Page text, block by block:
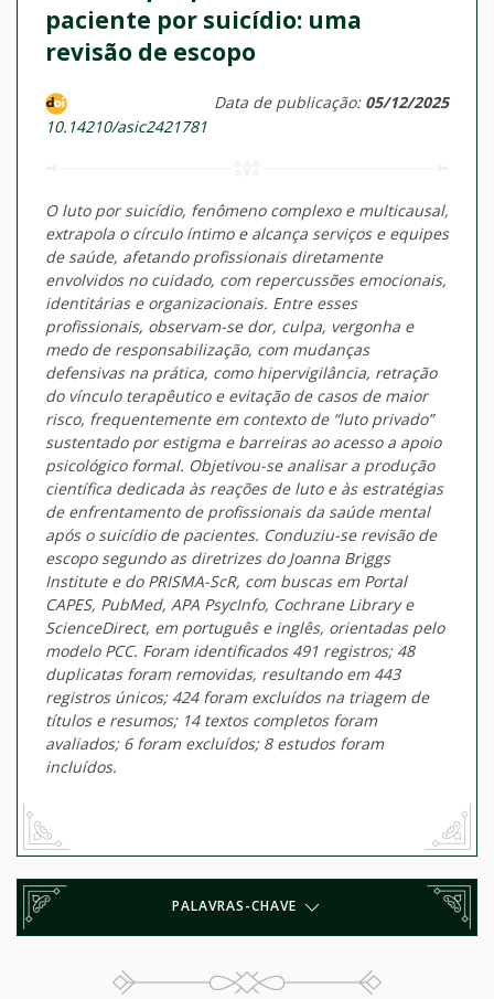
paciente por suicídio: uma
revisão de escopo
10.14210/asic2421781
Data de publicação: 05/12/2025
O luto por suicídio, fenômeno complexo e multicausal,
extrapola o círculo íntimo e alcança serviços e equipes
de saúde, afetando profissionais diretamente
envolvidos no cuidado, com repercussões emocionais,
identitárias e organizacionais. Entre esses
profissionais, observam-se dor, culpa, vergonha e
medo de responsabilização, com mudanças
defensivas na prática, como hipervigilância, retração
do vínculo terapêutico e evitação de casos de maior
risco, frequentemente em contexto de “luto privado”
sustentado por estigma e barreiras ao acesso a apoio
psicológico formal. Objetivou-se analisar a produção
científica dedicada às reações de luto e às estratégias
de enfrentamento de profissionais da saúde mental
após o suicídio de pacientes. Conduziu-se revisão de
escopo segundo as diretrizes do Joanna Briggs
Institute e do PRISMA-ScR, com buscas em Portal
CAPES, PubMed, APA PsycInfo, Cochrane Library e
ScienceDirect, em português e inglês, orientadas pelo
modelo PCC. Foram identificados 491 registros; 48
duplicatas foram removidas, resultando em 443
registros únicos; 424 foram excluídos na triagem de
títulos e resumos; 14 textos completos foram
avaliados; 6 foram excluídos; 8 estudos foram
incluídos.
PALAVRAS-CHAVE